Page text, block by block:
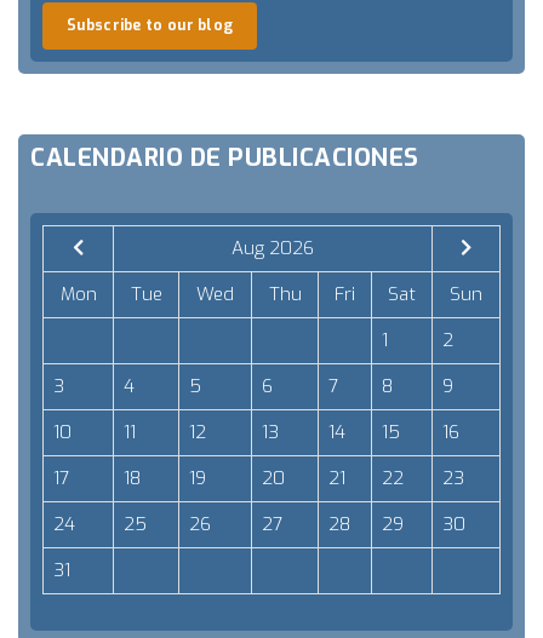
Subscribe to our blog
CALENDARIO DE PUBLICACIONES
Aug 2026
Mon
Tue Wed Thu Fri Sat
Sun
1
2
3
4 5 6 7 8
9
10
11 12 13 14 15
16
17
18 19 20 21 22
23
24
25 26 27 28 29
30
31